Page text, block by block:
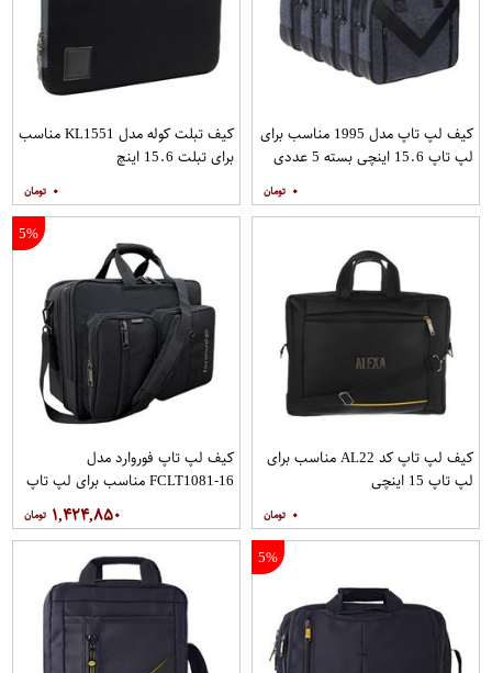
کیف لپ تاپ مدل 1995 مناسب برای
لپ تاپ 15.6 اینچی بسته 5 عددی
۰
کیف تبلت کوله مدل KL1551 مناسب
برای تبلت 15.6 اینچ
۰
کیف لپ تاپ کد AL22 مناسب برای
لپ تاپ 15 اینچی
۰
5%
کیف لپ تاپ فوروارد مدل
FCLT1081-16 مناسب برای لپ تاپ
۱,۴۲۴,۸۵۰
5%